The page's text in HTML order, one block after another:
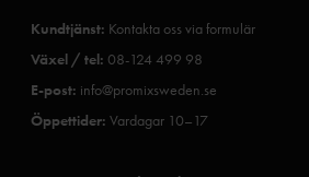
Kundtjänst: Kontakta oss via formulär
Växel / tel: 08-124 499 98
E-post: info@promixsweden.se
Öppettider: Vardagar 10–17